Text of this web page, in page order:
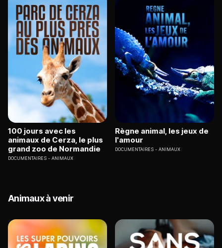
100 jours avec les
animaux de Cerza, le plus
grand zoo de Normandie
DOCUMENTAIRES ANIMAUX
Règne animal, les jeux de
l'amour
DOCUMENTAIRES ANIMAUX
Animaux à venir